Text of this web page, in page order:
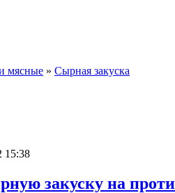
мясные » Сырная закуска
15:38
закуску на